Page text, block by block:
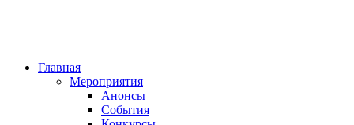
Главная
Мероприятия
Анонсы
События